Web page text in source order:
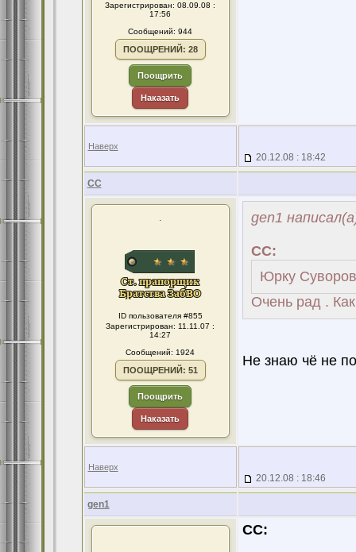
Зарегистрирован: 08.09.08 :
17:56
Сообщений: 944
ПООЩРЕНИЙ: 28
Поощрить
Наказать
Наверх
20.12.08 : 18:42
CC
.
ID пользователя #855
Зарегистрирован: 11.11.07 :
14:27
Сообщений: 1924
ПООЩРЕНИЙ: 51
Поощрить
Наказать
gen1
CC:
Юрку
Очень рад .
Не знаю чё не
Наверх
20.12.08 : 18:46
gen1
CC: